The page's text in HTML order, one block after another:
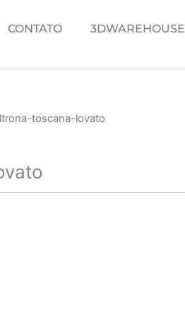
CONTATO 3DWAREHOUSE
toscana-lovato